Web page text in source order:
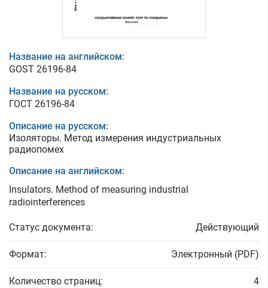
Название на английском:
GOST 26196-84
Название на русском:
ГОСТ 26196-84
Описание на русском:
Изоляторы. Метод измерения индустриальных
радиопомех
Описание на английском:
Insulators. Method of measuring industrial
radiointerferences
Статус документа: Действующий
Формат: Электронный (PDF)
Количество страниц: 4